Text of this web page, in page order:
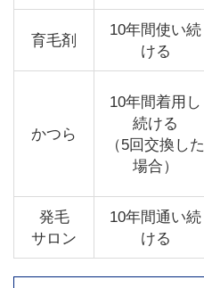
育毛剤
10年間使い続
ける
かつら
10年間着用し
続ける
（5回交換した
場合）
発毛
サロン
10年間通い続
ける